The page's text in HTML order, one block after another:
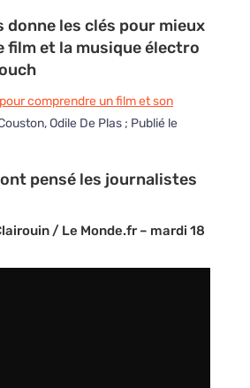
donne les clés pour mieux
film et la musique électro
comprendre un film et son
Odile De Plas ; Publié le
ont pensé les journalistes
/ Le Monde.fr – mardi 18